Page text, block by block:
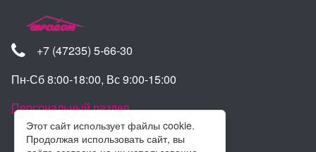
Этот сайт использует файлы cookie.
Продолжая использовать сайт, вы
+7 (47235) 5-66-30
Пн-Сб 8:00-18:00, Вс 9:00-15:00
Персональный раздел